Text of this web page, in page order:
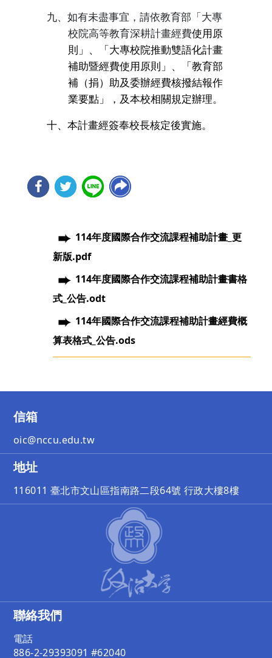
九、如有未盡事宜，請依教育部「大專
校院高等教育深耕計畫經費使用原
則 」 、
「大專校院推動雙語化計畫
補助暨經費使用原則」、「教育部
補（捐）助及委辦經費核撥結報作
業要點」，及本校相關規定辦理。
十、本計畫經簽奉校長核定後實施。
114年度國際合作交流課程補助計畫_更
新版.pdf
114年度國際合作交流課程補助計畫書格
式_公告.odt
114年國際合作交流課程補助計畫經費概
算表格式_公告.ods
信箱
oic@nccu.edu.tw
地址
116011 臺北市文山區指南路二段64號 行政大樓8樓
聯絡我們
電話
886-2-29393091 #62040